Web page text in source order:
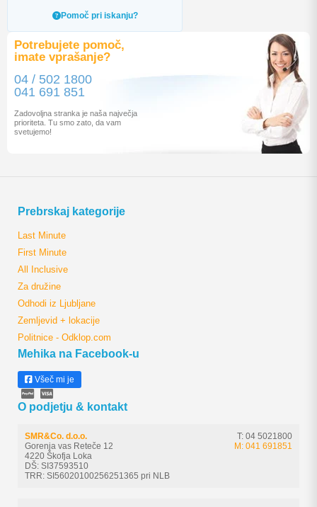
Pomoč pri iskanju?
Potrebujete pomoč,
imate vprašanje?
04 / 502 1800
041 691 851
Zadovoljna stranka je naša največja
prioriteta. Tu smo zato, da vam
svetujemo!
Prebrskaj kategorije
Last Minute
First Minute
All Inclusive
Za družine
Odhodi iz Ljubljane
Zemljevid + lokacije
Politnice - Odklop.com
Mehika na Facebook-u
Všeč mi je
O podjetju & kontakt
SMR&Co. d.o.o.
Gorenja vas Reteče 12
4220 Škofja Loka
DŠ: SI37593510
TRR: SI56020100256251365 pri NLB
T: 04 5021800
M: 041 691851